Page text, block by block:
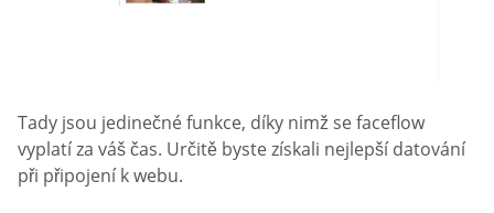
Tady jsou jedinečné funkce, díky nimž se faceflow
vyplatí za váš čas. Určitě byste získali nejlepší datování
při připojení k webu.